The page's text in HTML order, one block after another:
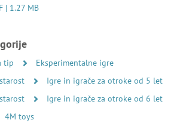
| 1.27 MB
tip
Eksperimentalne igre
Igre in igrače za otroke od 5 let
Igre in igrače za otroke od 6 let
4M toys